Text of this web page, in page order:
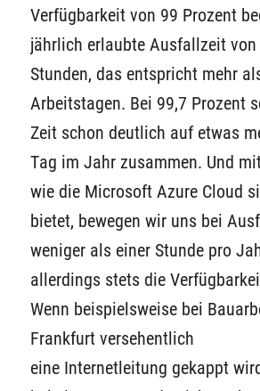
Verfügbarkeit von 99 Prozent
jährlich erlaubte Ausfallzeit von
Stunden, das entspricht mehr
Arbeitstagen. Bei 99,7 Prozent
Zeit schon deutlich auf etwas
Tag im Jahr zusammen. Und
wie die Microsoft Azure Cloud
bietet, bewegen wir uns bei
weniger als einer Stunde pro
allerdings stets die
Wenn beispielsweise bei
Frankfurt versehentlich
eine Internetleitung gekappt